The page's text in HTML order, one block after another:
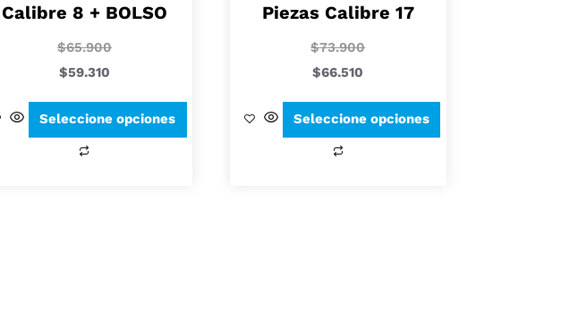
Calibre 8 + BOLSO
$65.900
$59.310
Seleccione opciones
Piezas Calibre 17
$73.900
$66.510
Seleccione opciones